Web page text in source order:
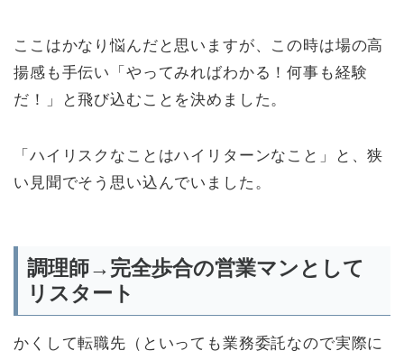
ここはかなり悩んだと思いますが、この時は場の高
揚感も手伝い「やってみればわかる！何事も経験
だ！」と飛び込むことを決めました。
「ハイリスクなことはハイリターンなこと」と、狭
い見聞でそう思い込んでいました。
調理師→完全歩合の営業マンとして
リスタート
かくして転職先（といっても業務委託なので実際に